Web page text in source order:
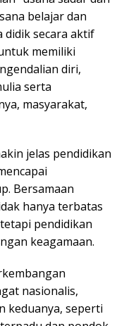
belajar dan
didik secara aktif
memiliki
diri,
serta
masyarakat,
jelas pendidikan
Bersamaan
hanya terbatas
pendidikan
keagamaan.
nasionalis,
keduanya, seperti